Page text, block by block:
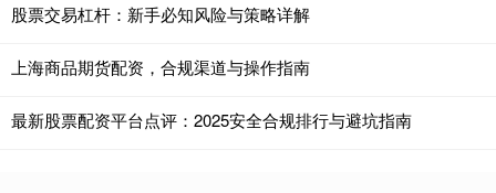
股票交易杠杆：新手必知风险与策略详解
上海商品期货配资，合规渠道与操作指南
最新股票配资平台点评：2025安全合规排行与避坑指南